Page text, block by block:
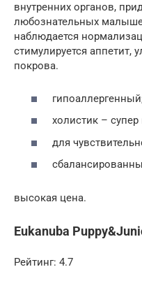
внутренних органов,
любознательных
наблюдается
стимулируется аппетит,
покрова.
холистик –
для
высокая цена.
Eukanuba
Рейтинг: 4.7